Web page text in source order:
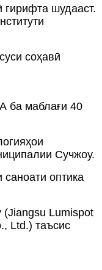
гирифта шудааст.
соҳавӣ
ба маблағи 40
Сучжоу.
саноати оптика
Lumispot
Ltd.) таъсис